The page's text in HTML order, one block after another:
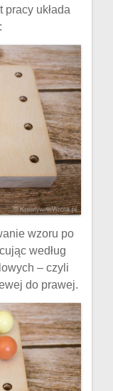
układa
wzoru po
według
– czyli
do prawej.